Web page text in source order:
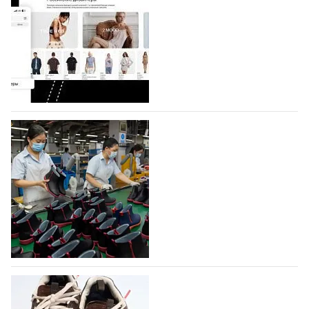
Компания BALLINA Guangzhou Lihuang Footwear
Co., Ltd., основанная в 2011 году и расположенная в
Гуанчжоу, столице моды Китая, является
профессиональной обувной компанией,
объединяющей разработку, производство и…
07.08.2026 490
На платформе Lamoda - новый раздел и
условия продвижения локальных
дизайнерских марок
Российский маркетплейс Lamoda решил обновить
раздел для продажи продукции локальных
дизайнерских марок одежды, обуви и аксессуаров.
Бренды также получат маркетинговую…
06.08.2026 657
Объем мирового производства обуви в
2025 году практически не увеличился